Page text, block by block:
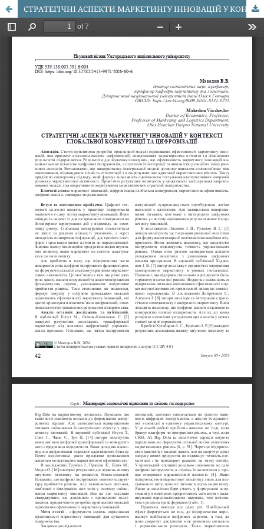
СТРАТЕГІЧНІ АСПЕКТИ МАРКЕТИНГУ ІННОВАЦІЙ У КОНТЕКСТІ ГЛОБАЛЬНОЇ КОНКУРЕНЦІЇ ТА ЦИФРОВІЗАЦІЇ